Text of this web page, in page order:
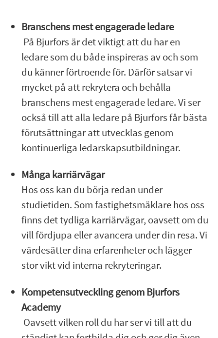
Branschens mest engagerade ledare
På Bjurfors är det viktigt att du har en
ledare som du både inspireras av och som
du känner förtroende för. Därför satsar vi
mycket på att rekrytera och behålla
branschens mest engagerade ledare. Vi ser
också till att alla ledare på Bjurfors får bästa
förutsättningar att utvecklas genom
kontinuerliga ledarskapsutbildningar.
Många karriärvägar
Hos oss kan du börja redan under
studietiden. Som fastighetsmäklare hos oss
finns det tydliga karriärvägar, oavsett om du
vill fördjupa eller avancera under din resa. Vi
värdesätter dina erfarenheter och lägger
stor vikt vid interna rekryteringar.
Kompetensutveckling genom Bjurfors
Academy
Oavsett vilken roll du har ser vi till att du